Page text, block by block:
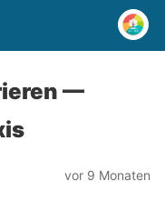
—
vor 9 Monaten